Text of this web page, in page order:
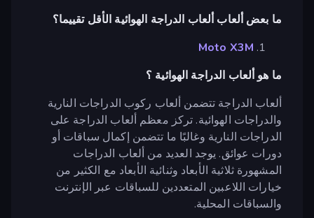
ما بعض ألعاب ألعاب الدراجة الهوائية الأقل تقييما؟
Moto X3M
ما هو ألعاب الدراجة الهوائية ؟
ألعاب الدراجة تتضمن ألعاب ركوب الدراجات النارية
والدراجات الهوائية. تركز معظم ألعاب الدراجة على
الدراجات النارية وغالبًا ما تتضمن إكمال سباقات أو
دورات عوائق. يوجد العديد من ألعاب الدراجات
المشهورة ثلاثية الأبعاد وثنائية الأبعاد مع الكثير من
خيارات اللاعبين المتعددين للسباقات عبر الإنترنت
والسباقات المحلية.